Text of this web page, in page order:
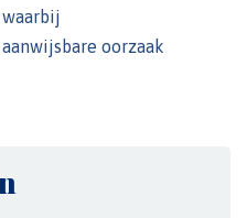
oorzaak